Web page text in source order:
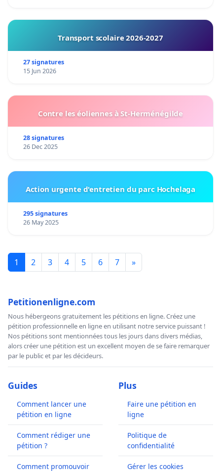
Transport scolaire 2026-2027
27 signatures
15 Jun 2026
Contre les éoliennes à St-Herménégilde
28 signatures
26 Dec 2025
Action urgente d'entretien du parc Hochelaga
295 signatures
26 May 2025
1 2 3 4 5 6 7 »
Petitionenligne.com
Nous hébergeons gratuitement les pétitions en ligne. Créez une
pétition professionnelle en ligne en utilisant notre service puissant !
Nos pétitions sont mentionnées tous les jours dans divers médias,
alors créer une pétition est un excellent moyen de se faire remarquer
par le public et par les décideurs.
Guides
Comment lancer une
pétition en ligne
Comment rédiger une
pétition ?
Comment promouvoir
Plus
Faire une pétition en
ligne
Politique de
confidentialité
Gérer les cookies